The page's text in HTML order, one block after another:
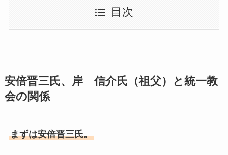
目次
安倍晋三氏、岸 信介氏（祖父）と統一教
会の関係
まずは安倍晋三氏。